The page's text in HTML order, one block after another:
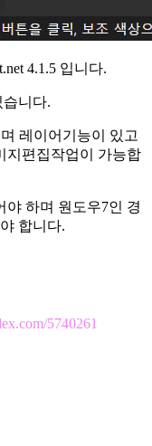
4.1.5 입니다.
니다.
레이어기능이 있고
지편집작업이 가능합
야 하며 원도우7인 경
합니다.
5740261